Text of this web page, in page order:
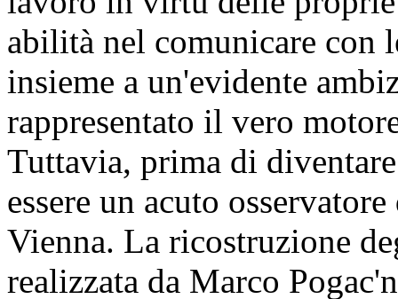
abilità nel comunicare con
insieme a un'evidente
rappresentato il vero
Tuttavia, prima di
essere un acuto
Vienna. La ricostruzione
realizzata da Marco